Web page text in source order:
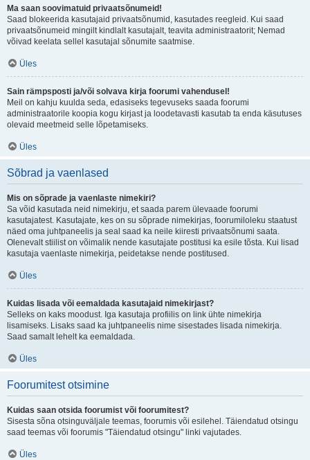
Ma saan soovimatuid privaatsõnumeid!
Saad blokeerida kasutajaid privaatsõnumid, kasutades reegleid. Kui saad
privaatsõnumeid mingilt kindlalt kasutajalt, teavita administraatorit; Nemad
võivad keelata sellel kasutajal sõnumite saatmise.
Üles
Sain rämpsposti ja/või solvava kirja foorumi vahendusel!
Meil on kahju kuulda seda, edasiseks tegevuseks saada foorumi
administraatorile koopia kogu kirjast ja loodetavasti kasutab ta enda käsutuses
olevaid meetmeid selle lõpetamiseks.
Üles
Sõbrad ja vaenlased
Mis on sõprade ja vaenlaste nimekiri?
Sa võid kasutada neid nimekirju, et saada parem ülevaade foorumi
kasutajatest. Kasutajate, kes on su sõprade nimekirjas, foorumiloleku staatust
näed oma juhtpaneelis ja seal saad ka neile kiiresti privaatsõnumi saata.
Olenevalt stiilist on võimalik nende kasutajate postitusi ka esile tõsta. Kui lisad
kasutaja vaenlaste nimekirja, peidetakse nende postitused.
Üles
Kuidas lisada või eemaldada kasutajaid nimekirjast?
Selleks on kaks moodust. Iga kasutaja profiilis on link ühte nimekirja
lisamiseks. Lisaks saad ka juhtpaneelis nime sisestades lisada nimekirja.
Saad samalt lehelt ka eemaldada.
Üles
Foorumitest otsimine
Kuidas saan otsida foorumist või foorumitest?
Sisesta sõna otsinguväljale teemas, foorumis või esilehel. Täiendatud otsingu
saad teemas või foorumis "Täiendatud otsingu" linki vajutades.
Üles